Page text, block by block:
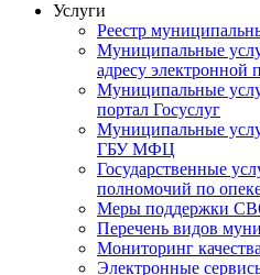
Услуги
Реестр
Муниципальные
адресу электронной
Муниципальные
портал Госуслуг
Муниципальные
ГБУ МФЦ
Государственные
полномочий по
Меры поддержки
Перечень видов
Мониторинг
Электронные